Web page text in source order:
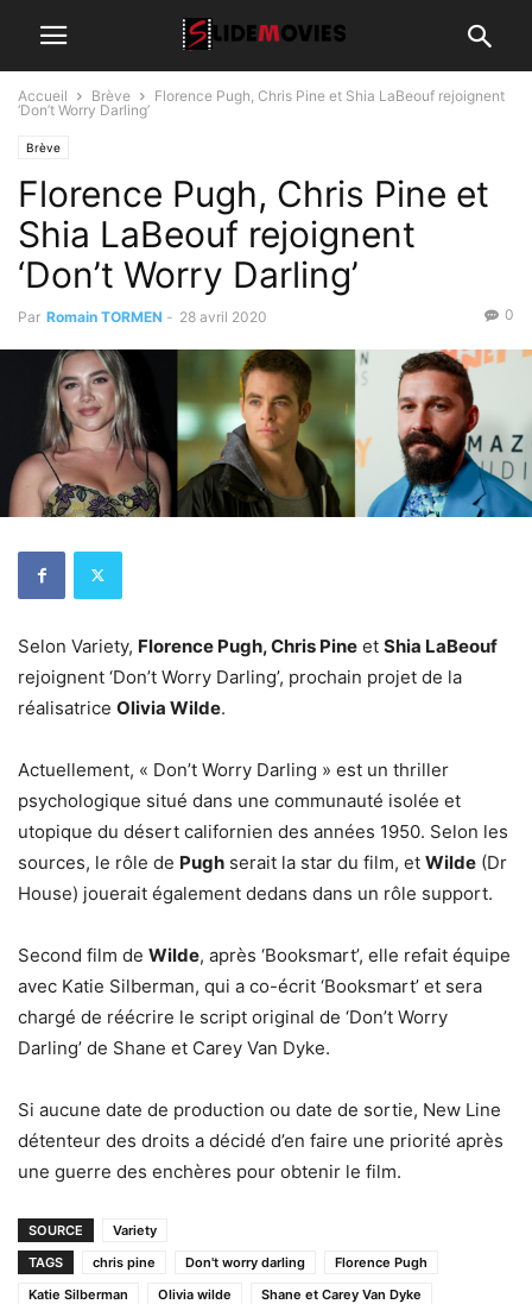
Accueil Brève
Florence Pugh, Chris Pine et Shia LaBeouf rejoignent
‘Don’t Worry Darling’
Brève
Florence Pugh, Chris Pine et
Shia LaBeouf rejoignent
‘Don’t Worry Darling’
Par Romain TORMEN - 28 avril 2020 0
Selon Variety, Florence Pugh, Chris Pine et Shia LaBeouf
rejoignent ‘Don’t Worry Darling’, prochain projet de la
réalisatrice Olivia Wilde.
Actuellement, « Don’t Worry Darling » est un thriller
psychologique situé dans une communauté isolée et
utopique du désert californien des années 1950. Selon les
sources, le rôle de Pugh serait la star du film, et Wilde (Dr
House) jouerait également dedans dans un rôle support.
Second film de Wilde, après ‘Booksmart’, elle refait équipe
avec Katie Silberman, qui a co-écrit ‘Booksmart’ et sera
chargé de réécrire le script original de ‘Don’t Worry
Darling’ de Shane et Carey Van Dyke.
Si aucune date de production ou date de sortie, New Line
détenteur des droits a décidé d’en faire une priorité après
une guerre des enchères pour obtenir le film.
SOURCE
Variety
TAGS
chris pine Don't worry darling
Florence Pugh
Katie Silberman
Olivia wilde
Shane et Carey Van Dyke